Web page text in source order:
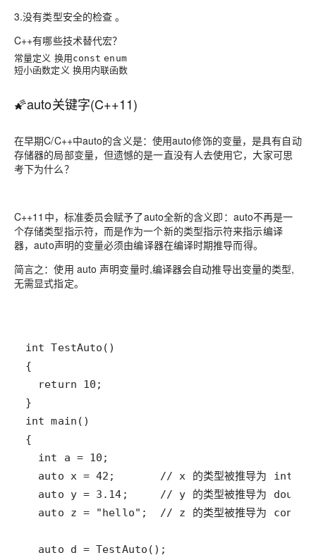
3.没有类型安全的检查 。
C++有哪些技术替代宏？
常量定义 换用const enum
短小函数定义 换用内联函数
🌠auto关键字(C++11)
在早期C/C++中auto的含义是：使用auto修饰的变量，是具有自动
存储器的局部变量，但遗憾的是一直没有人去使用它，大家可思
考下为什么？
C++11中，标准委员会赋予了auto全新的含义即：auto不再是一
个存储类型指示符，而是作为一个新的类型指示符来指示编译
器，auto声明的变量必须由编译器在编译时期推导而得。
简言之：使用 auto 声明变量时,编译器会自动推导出变量的类型,
无需显式指定。